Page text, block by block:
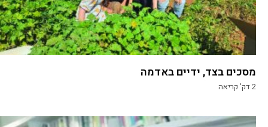
מסכים בצד, ידיים באדמה
2דק' קריאה